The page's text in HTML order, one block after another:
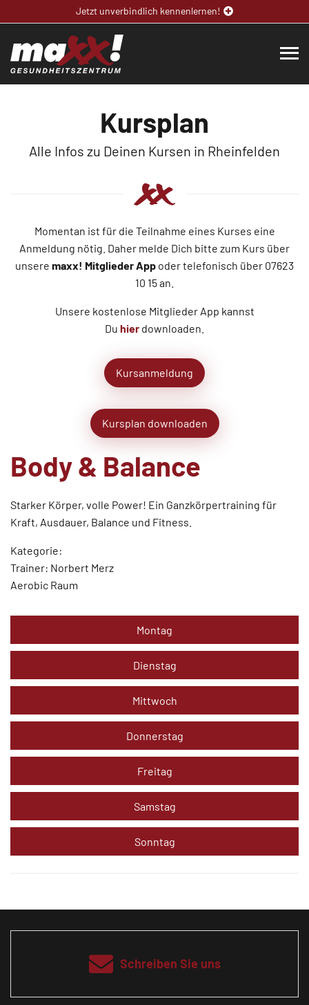
Jetzt unverbindlich kennenlernen!
Kursplan
Alle Infos zu Deinen Kursen in Rheinfelden
Momentan ist für die Teilnahme eines Kurses eine
Anmeldung nötig. Daher melde Dich bitte zum Kurs über
unsere maxx! Mitglieder App oder telefonisch über 07623
10 15an.
Unsere kostenlose Mitglieder App kannst
Du hier downloaden.
Kursanmeldung
Kursplan downloaden
Body & Balance
Starker Körper, volle Power! Ein Ganzkörpertraining für
Kraft, Ausdauer, Balance und Fitness.
Kategorie:
Trainer: Norbert Merz
Aerobic Raum
Montag
Dienstag
Mittwoch
Donnerstag
Freitag
Samstag
Sonntag
Schreiben Sie uns